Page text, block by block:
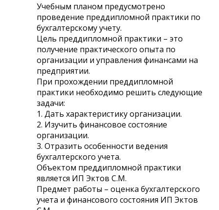
Учебным планом предусмотрено
проведение преддипломной практики по
бухгалтерскому учету.
Цель преддипломной практики – это
получение практического опыта по
организации и управления финансами на
предприятии.
При прохождении преддипломной
практики необходимо решить следующие
задачи:
1. Дать характеристику организации.
2. Изучить финансовое состояние
организации.
3. Отразить особенности ведения
бухгалтерского учета.
Объектом преддипломной практики
является ИП Эктов С.М.
Предмет работы – оценка бухгалтерского
учета и финансового состояния ИП Эктов